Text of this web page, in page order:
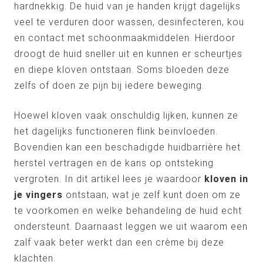
hardnekkig. De huid van je handen krijgt dagelijks
veel te verduren door wassen, desinfecteren, kou
en contact met schoonmaakmiddelen. Hierdoor
droogt de huid sneller uit en kunnen er scheurtjes
en diepe kloven ontstaan. Soms bloeden deze
zelfs of doen ze pijn bij iedere beweging.
Hoewel kloven vaak onschuldig lijken, kunnen ze
het dagelijks functioneren flink beïnvloeden.
Bovendien kan een beschadigde huidbarrière het
herstel vertragen en de kans op ontsteking
vergroten. In dit artikel lees je waardoor kloven in
je vingers ontstaan, wat je zelf kunt doen om ze
te voorkomen en welke behandeling de huid echt
ondersteunt. Daarnaast leggen we uit waarom een
zalf vaak beter werkt dan een crème bij deze
klachten.